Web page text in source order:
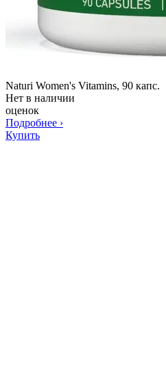
Naturi Women's Vitamins, 90 капс.
Нет в наличии
оценок
Подробнее ›
Купить